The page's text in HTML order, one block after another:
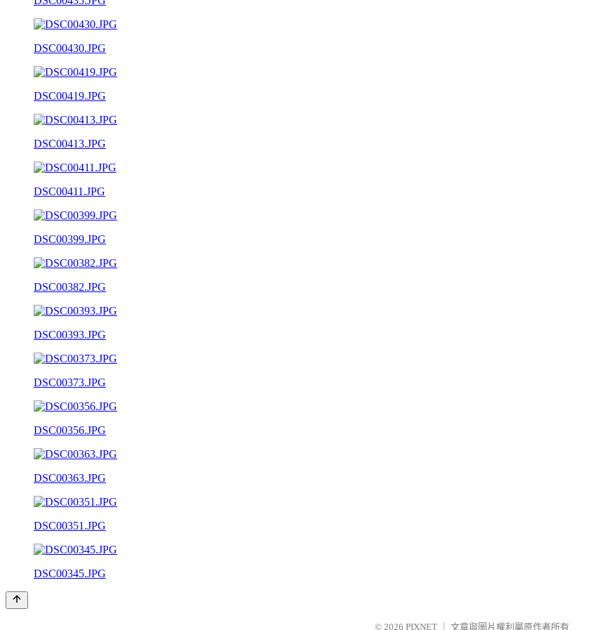
DSC00430.JPG
DSC00419.JPG
DSC00413.JPG
DSC00411.JPG
DSC00399.JPG
DSC00382.JPG
DSC00393.JPG
DSC00373.JPG
DSC00356.JPG
DSC00363.JPG
DSC00351.JPG
DSC00345.JPG
© 2026 PIXNET 文章與圖片權利屬原作者所有